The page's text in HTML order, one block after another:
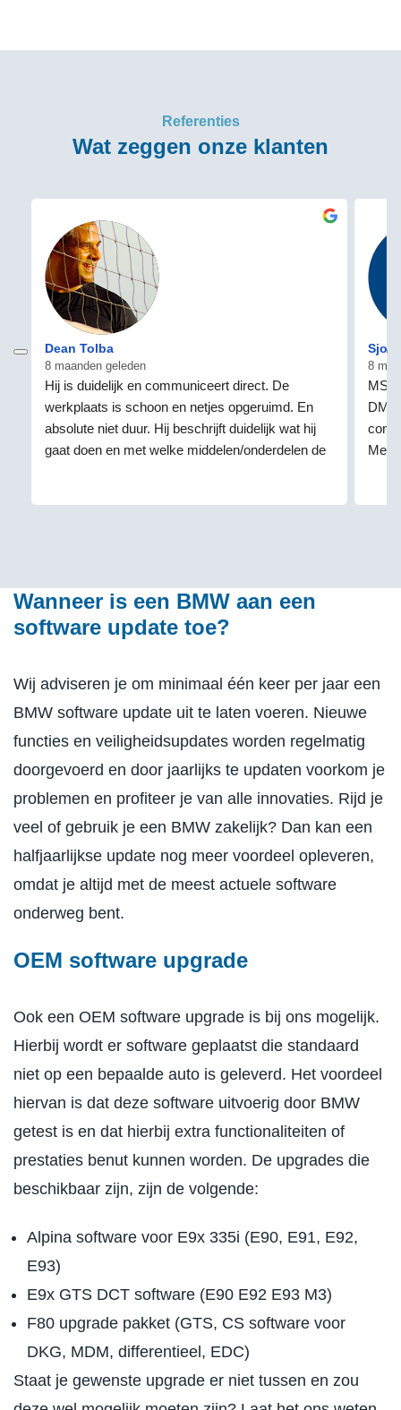
Referenties
Wat zeggen onze klanten
Dean Tolba
8 maanden geleden
Hij is duidelijk en communiceert direct. De
werkplaats is schoon en netjes opgeruimd. En
absolute niet duur. Hij beschrijft duidelijk wat hij
gaat doen en met welke middelen/onderdelen de
8
MSD
Wanneer is een BMW aan een
software update toe?
Wij adviseren je om minimaal één keer per jaar een
BMW software update uit te laten voeren. Nieuwe
functies en veiligheidsupdates worden regelmatig
doorgevoerd en door jaarlijks te updaten voorkom je
problemen en profiteer je van alle innovaties. Rijd je
veel of gebruik je een BMW zakelijk? Dan kan een
halfjaarlijkse update nog meer voordeel opleveren,
omdat je altijd met de meest actuele software
onderweg bent.
OEM software upgrade
Ook een OEM software upgrade is bij ons mogelijk.
Hierbij wordt er software geplaatst die standaard
niet op een bepaalde auto is geleverd. Het voordeel
hiervan is dat deze software uitvoerig door BMW
getest is en dat hierbij extra functionaliteiten of
prestaties benut kunnen worden. De upgrades die
beschikbaar zijn, zijn de volgende:
Alpina software voor E9x 335i (E90, E91, E92,
E93)
E9x GTS DCT software (E90 E92 E93 M3)
F80 upgrade pakket (GTS, CS software voor
DKG, MDM, differentieel, EDC)
Staat je gewenste upgrade er niet tussen en zou